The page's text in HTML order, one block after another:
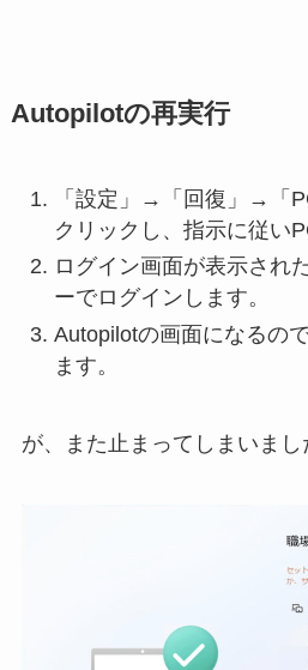
Autopilotの再実行
「設定」→「回復」→「
クリックし、指示に従い
ログイン画面が表示され
ーでログインします。
Autopilotの画面になるの
ます。
が、また止まってしまいまし